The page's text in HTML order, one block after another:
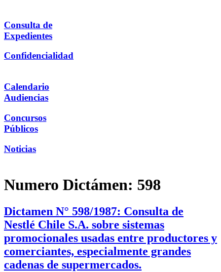
Consulta de
Expedientes
Confidencialidad
Calendario
Audiencias
Concursos
Públicos
Noticias
Numero Dictámen: 598
Dictamen N° 598/1987: Consulta de
Nestlé Chile S.A. sobre sistemas
promocionales usadas entre productores y
comerciantes, especialmente grandes
cadenas de supermercados.